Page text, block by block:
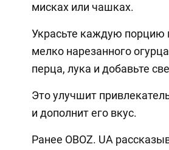
мисках или чашках.
Украсьте каждую порцию
мелко нарезанного
перца, лука и добавьте
Это улучшит
и дополнит его вкус.
Ранее OBOZ. UA